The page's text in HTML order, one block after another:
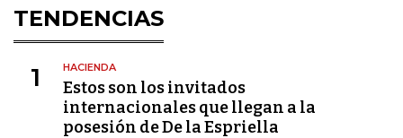
TENDENCIAS
1 HACIENDA
Estos son los invitados
internacionales que llegan a la
posesión de De la Espriella